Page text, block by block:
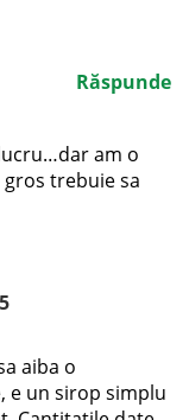
am o
trebuie sa
Răspunde
aiba o
e un sirop simplu